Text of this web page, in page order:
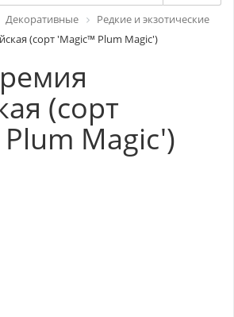
Декоративные
Редкие и экзотические
(сорт 'Magic™ Plum Magic')
(сорт
Magic')